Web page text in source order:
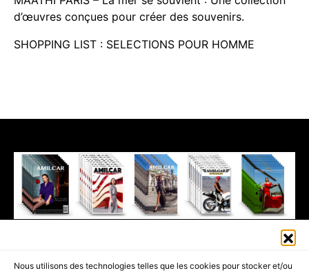
Nous utilisons des technologies telles que les cookies pour stocker et/ou
d’œuvres conçues pour créer des souvenirs.
SHOPPING LIST : SELECTIONS POUR HOMME